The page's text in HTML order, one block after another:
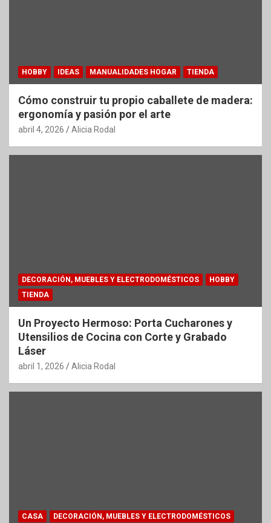
HOBBY IDEAS MANUALIDADES HOGAR TIENDA
Cómo construir tu propio caballete de madera:
ergonomía y pasión por el arte
abril 4, 2026 Alicia Rodal
DECORACIÓN, MUEBLES Y ELECTRODOMÉSTICOS
HOBBY
TIENDA
Un Proyecto Hermoso: Porta Cucharones y
Utensilios de Cocina con Corte y Grabado
Láser
abril 1, 2026 Alicia Rodal
CASA
DECORACIÓN, MUEBLES Y ELECTRODOMÉSTICOS